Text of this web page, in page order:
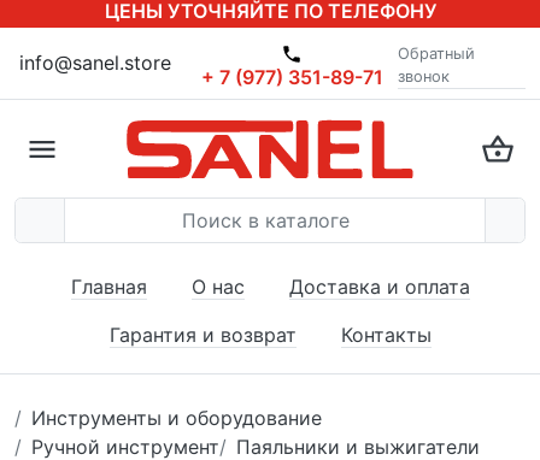
ЦЕНЫ УТОЧНЯЙТЕ ПО ТЕЛЕФОНУ
info@sanel.store
+ 7 (977) 351-89-71
Обратный
звонок
Главная О нас
Доставка и оплата
Гарантия и возврат
Контакты
Инструменты и оборудование
Ручной инструмент
Паяльники и выжигатели